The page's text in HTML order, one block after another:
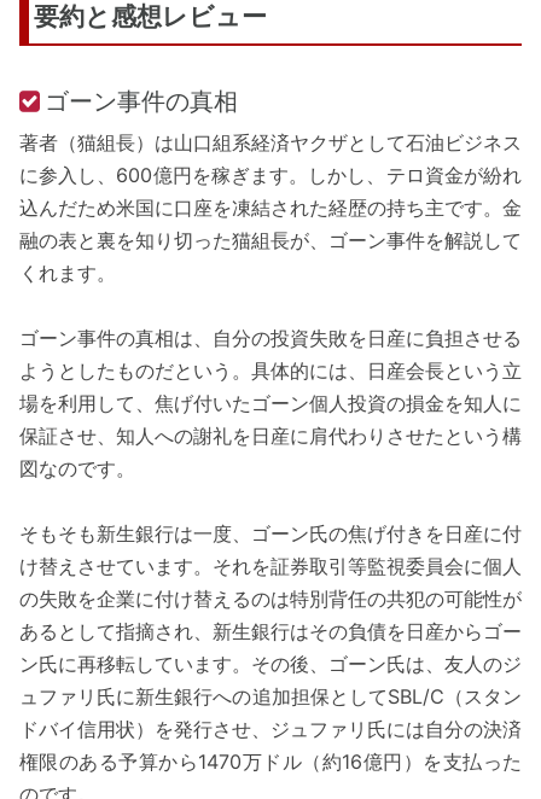
要約と感想レビュー
ゴーン事件の真相
著者（猫組長）は山口組系経済ヤクザとして石油ビジネス
に参入し、600億円を稼ぎます。しかし、テロ資金が紛れ
込んだため米国に口座を凍結された経歴の持ち主です。金
融の表と裏を知り切った猫組長が、ゴーン事件を解説して
くれます。
ゴーン事件の真相は、自分の投資失敗を日産に負担させる
ようとしたものだという。具体的には、日産会長という立
場を利用して、焦げ付いたゴーン個人投資の損金を知人に
保証させ、知人への謝礼を日産に肩代わりさせたという構
図なのです。
そもそも新生銀行は一度、ゴーン氏の焦げ付きを日産に付
け替えさせています。それを証券取引等監視委員会に個人
の失敗を企業に付け替えるのは特別背任の共犯の可能性が
あるとして指摘され、新生銀行はその負債を日産からゴー
ン氏に再移転しています。その後、ゴーン氏は、友人のジ
ュファリ氏に新生銀行への追加担保としてSBL/C（スタン
ドバイ信用状）を発行させ、ジュファリ氏には自分の決済
権限のある予算から1470万ドル（約16億円）を支払った